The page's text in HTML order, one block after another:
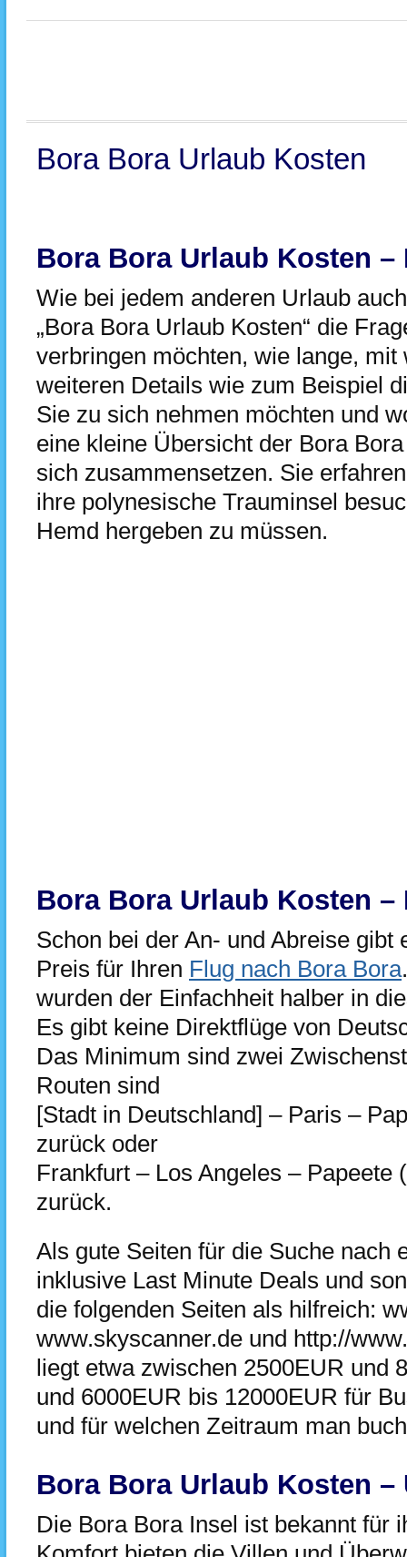
Bora Bora Urlaub Kosten
Bora Bora Urlaub Kosten –
Wie bei jedem anderen Urlaub
„Bora Bora Urlaub Kosten“ die
verbringen möchten, wie lange,
weiteren Details wie zum Beispiel
Sie zu sich nehmen möchten und
eine kleine Übersicht der Bora
sich zusammensetzen. Sie
ihre polynesische Trauminsel
Hemd hergeben zu müssen.
Bora Bora Urlaub Kosten
Schon bei der An- und Abreise
Preis für Ihren Flug nach Bora Bora
wurden der Einfachheit halber in
Es gibt keine Direktflüge von
Das Minimum sind zwei
Routen sind
[Stadt in Deutschland] – Paris –
zurück oder
Frankfurt – Los Angeles – Papeete
zurück.
Als gute Seiten für die Suche nach
inklusive Last Minute Deals und
die folgenden Seiten als hilfreich:
www.skyscanner.de und http://
liegt etwa zwischen 2500EUR und
und 6000EUR bis 12000EUR für
und für welchen Zeitraum man
Bora Bora Urlaub Kosten
Die Bora Bora Insel ist bekannt für